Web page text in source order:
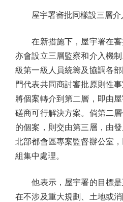
屋宇署審批同樣設三層介
在新措施下，屋宇署在審
亦會設立三層監察和介入機
級第一級人員統籌及協調各
門代表共同商討審批原則性
將個案轉介到第二層，即由
磋商可行解決方案。倘第二
的個案，則交由第三層，由
北部都會區專案監督辦公室
組集中處理。
他表示，屋宇署的目標是
在不涉及重大規劃、土地或